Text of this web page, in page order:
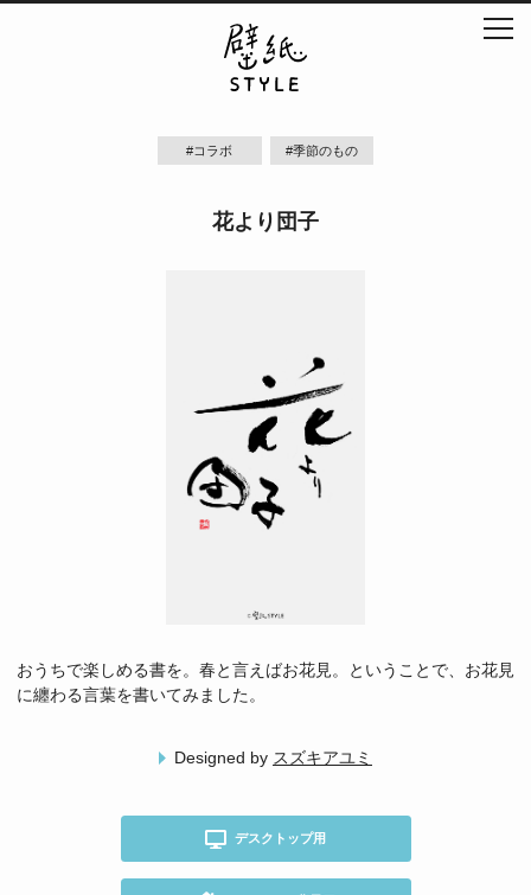
#コラボ #季節のもの
花より団子
おうちで楽しめる書を。春と言えばお花見。ということで、お花見
に纏わる言葉を書いてみました。
Designed by スズキアユミ
デスクトップ用